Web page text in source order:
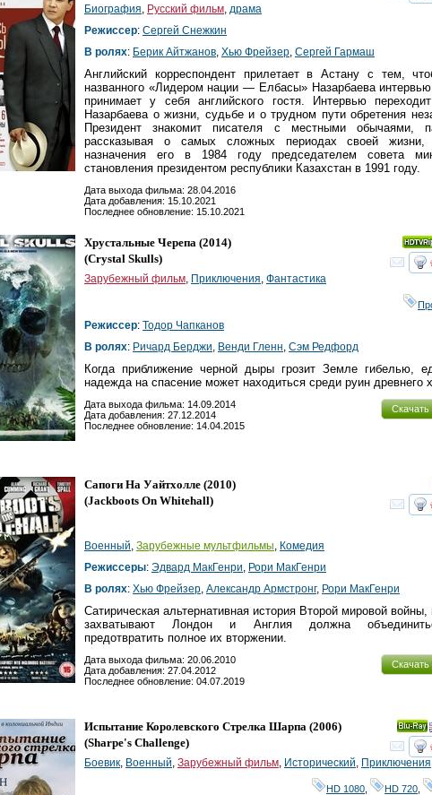
Биография, Русский фильм, драма
Режиссер: Сергей Снежкин
В ролях: Берик Айтжанов, Хью Фрейзер, Сергей Гармаш
Английский корреспондент прилетает в Астану с тем,
названного «Лидером нации — Елбасы» Назарбаева
принимает у себя английского гостя. Интервью
Назарбаева о жизни, судьбе и о трудном пути обретения
Президент знакомит писателя с местными обычаями,
рассказывая о самых сложных периодах своей жизни,
назначения его в 1984 году председателем совета
становления президентом республики Казахстан в 1991 году.
Дата выхода фильма: 28.04.2016
Дата добавления: 15.10.2021
Последнее обновление: 15.10.2021
Хрустальные Черепа (2014)
(Crystal Skulls)
Зарубежный фильм, Приключения, Фантастика
Режиссер: Тодор Чапканов
В ролях: Ричард Берджи, Венди Гленн, Сэм Редфорд
Когда приближение черной дыры грозит Земле гибелью,
надежда на спасение может находиться среди руин древнего
Дата выхода фильма: 14.09.2014
Дата добавления: 27.12.2014
Последнее обновление: 14.04.2015
Сапоги На Уайтхолле (2010)
(Jackboots On Whitehall)
Военный, Зарубежные мультфильмы, Комедия
Режиссеры: Эдвард МакГенри, Рори МакГенри
В ролях: Хью Фрейзер, Александр Армстронг, Рори МакГенри
Сатирическая альтернативная история Второй мировой войны,
захватывают Лондон и Англия должна
предотвратить полное их вторжении.
Дата выхода фильма: 20.06.2010
Дата добавления: 27.04.2012
Последнее обновление: 04.07.2019
Ray
Испытание Королевского Стрелка Шарпа (2006)
(Sharpe's Challenge)
Боевик, Военный, Зарубежный фильм, Исторический, Приключения
HD 1080 HD 720